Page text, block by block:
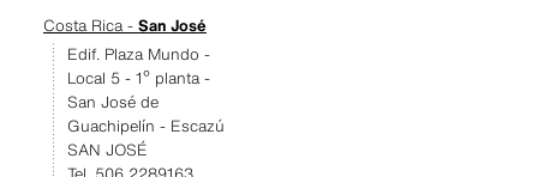
Costa Rica - San José
Edif. Plaza Mundo -
Local 5 - 1º planta -
San José de
Guachipelín - Escazú
SAN JOSÉ